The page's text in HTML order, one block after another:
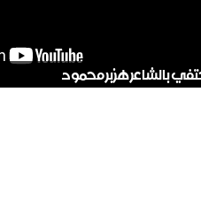
بالشاعر هزبر محمود